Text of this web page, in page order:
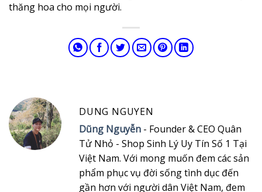
thăng hoa cho mọi người.
DUNG NGUYEN
Dũng Nguyễn - Founder & CEO Quân
Tử Nhỏ - Shop Sinh Lý Uy Tín Số 1 Tại
Việt Nam. Với mong muốn đem các sản
phẩm phục vụ đời sống tình dục đến
gần hơn với người dân Việt Nam, đem